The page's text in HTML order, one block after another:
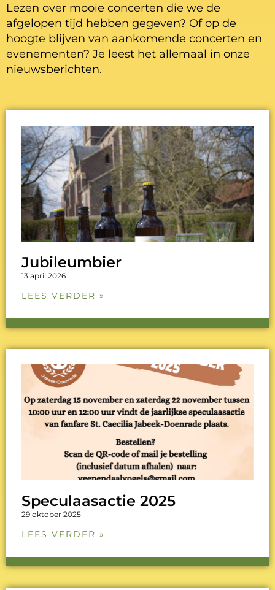
Lezen over mooie concerten die we de
afgelopen tijd hebben gegeven? Of op de
hoogte blijven van aankomende concerten en
evenementen? Je leest het allemaal in onze
nieuwsberichten.
Jubileumbier
13 april 2026
LEES VERDER »
Speculaasactie 2025
29 oktober 2025
LEES VERDER »